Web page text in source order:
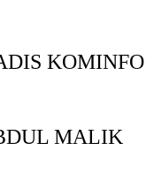
KOMINFO
MALIK